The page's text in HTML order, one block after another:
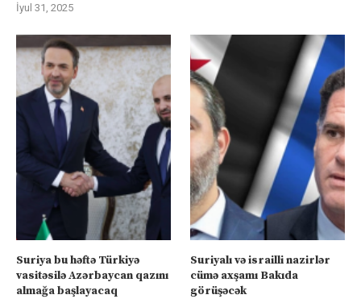
İyul 31, 2025
Suriya bu həftə Türkiyə
vasitəsilə Azərbaycan qazını
almağa başlayacaq
Suriyalı və israilli nazirlər
cümə axşamı Bakıda
görüşəcək